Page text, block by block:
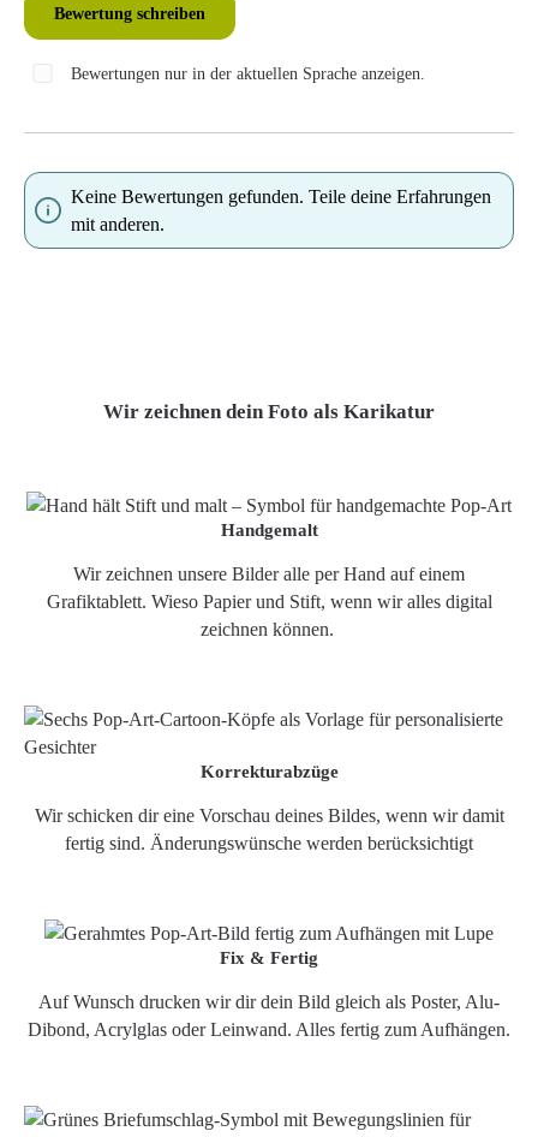
Bewertung schreiben
Bewertungen nur in der aktuellen Sprache anzeigen.
Keine Bewertungen gefunden. Teile deine Erfahrungen
mit anderen.
Wir zeichnen dein Foto als Karikatur
Handgemalt
Wir zeichnen unsere Bilder alle per Hand auf einem
Grafiktablett. Wieso Papier und Stift, wenn wir alles digital
zeichnen können.
Korrekturabzüge
Wir schicken dir eine Vorschau deines Bildes, wenn wir damit
fertig sind. Änderungswünsche werden berücksichtigt
Fix & Fertig
Auf Wunsch drucken wir dir dein Bild gleich als Poster, Alu-
Dibond, Acrylglas oder Leinwand. Alles fertig zum Aufhängen.